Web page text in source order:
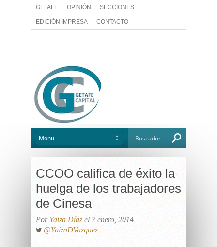
GETAFE OPINIÓN SECCIONES
EDICIÓN IMPRESA CONTACTO
CCOO califica de éxito la
huelga de los trabajadores
de Cinesa
Por Yaiza Díaz el 7 enero, 2014
@YaizaDVazquez